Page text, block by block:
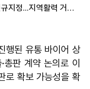
중기부, 봉화 K-베트남 밸리특구 신규지정...지역활력 거점 조성
행된 유통 바이어 상
총판 계약 논의로 이
로 확보 가능성을 확